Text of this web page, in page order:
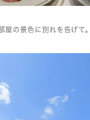
屋の景色に別れを告げて。